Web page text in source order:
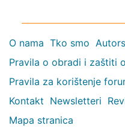
O nama Tko smo
Pravila o obradi i zaštiti
Pravila za korištenje
Kontakt Newsletteri
Mapa stranica